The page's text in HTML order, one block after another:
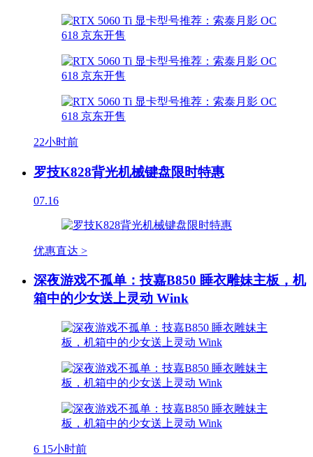
22小时前
罗技K828背光机械键盘限时特惠
07.16
优惠直达 >
深夜游戏不孤单：技嘉B850 睡衣雕妹主板，机
箱中的少女送上灵动 Wink
6 15小时前